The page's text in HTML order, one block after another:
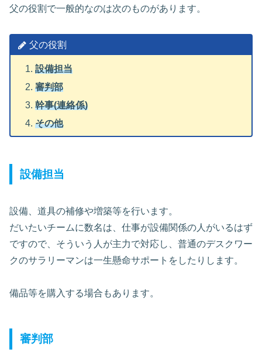
父の役割で一般的なのは次のものがあります。
父の役割
設備担当
審判部
幹事(連絡係)
その他
設備担当
設備、道具の補修や増築等を行います。
だいたいチームに数名は、仕事が設備関係の人がいるはず
ですので、そういう人が主力で対応し、普通のデスクワー
クのサラリーマンは一生懸命サポートをしたりします。
備品等を購入する場合もあります。
審判部